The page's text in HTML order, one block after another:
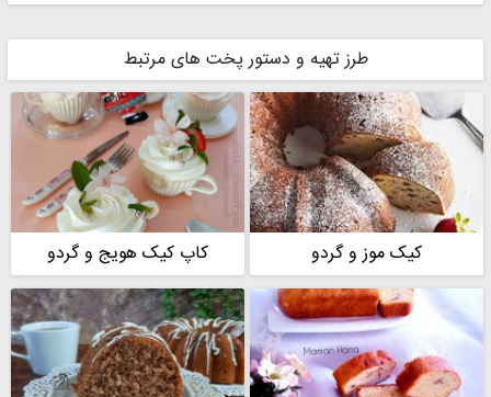
طرز تهیه و دستور پخت های مرتبط
کیک موز و گردو کاپ کیک هویج و گردو